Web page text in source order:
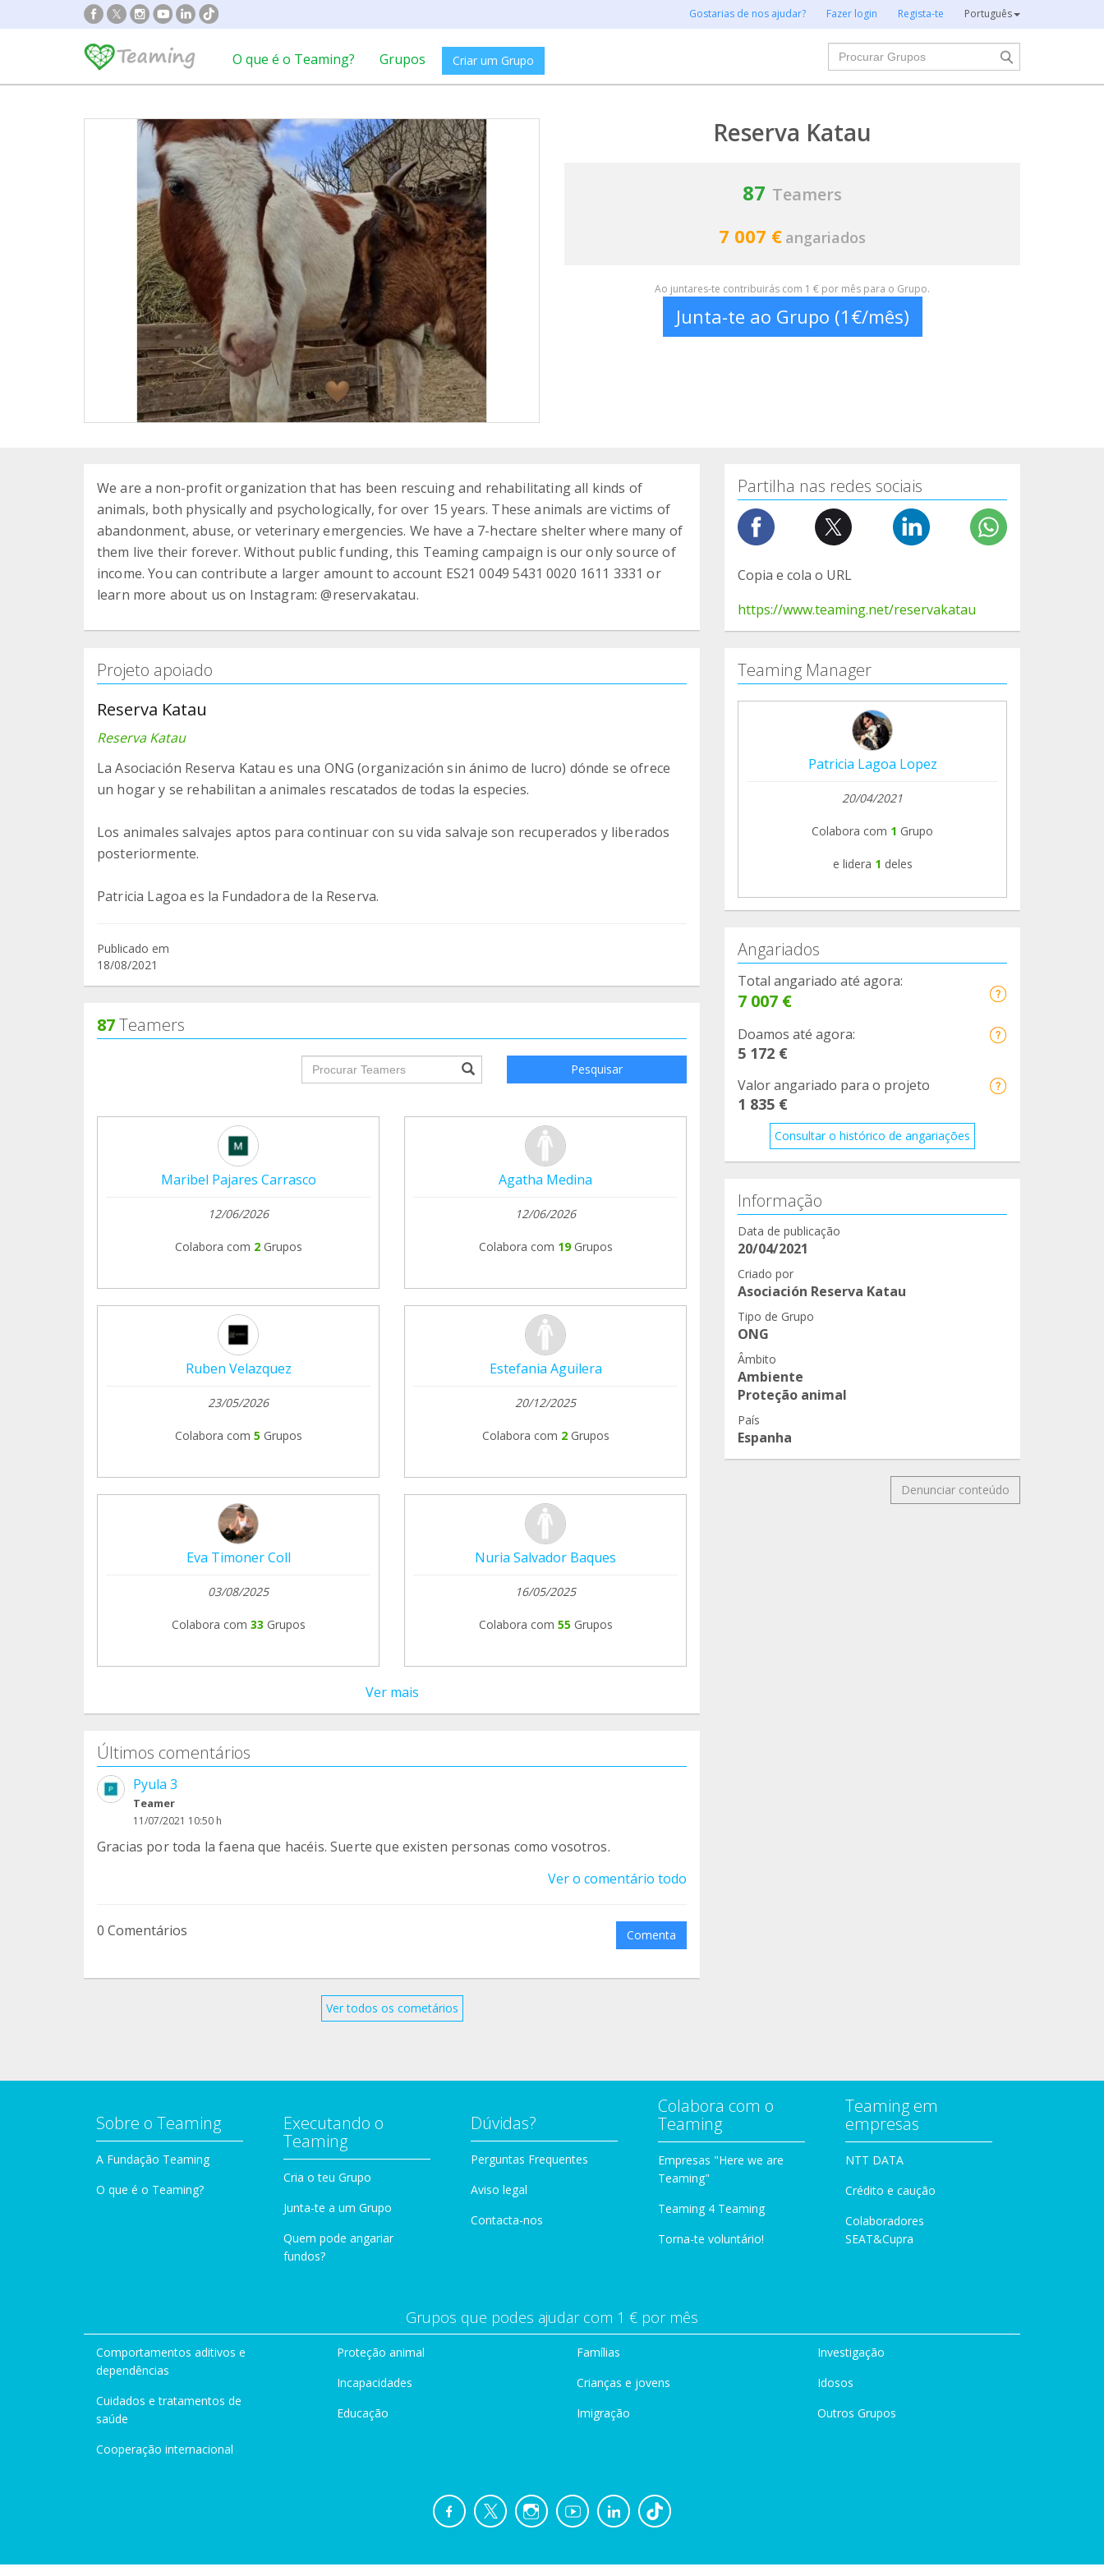
Gostarias de nos ajudar? Fazer login Regista-te Português
O que é o Teaming? Grupos Criar um Grupo
Procurar
Reserva Katau
87 Teamers
7 007 € angariados
Ao juntares-te contribuirás com 1 € por mês para o Grupo.
Junta-te ao Grupo (1€/mês)
We are a non-profit organization that has been rescuing and rehabilitating all kinds of
animals, both physically and psychologically, for over 15 years. These animals are victims of
abandonment, abuse, or veterinary emergencies. We have a 7-hectare shelter where many of
them live their forever. Without public funding, this Teaming campaign is our only source of
income. You can contribute a larger amount to account ES21 0049 5431 0020 1611 3331 or
learn more about us on Instagram: @reservakatau.
Projeto apoiado
Reserva Katau
Reserva Katau
La Asociación Reserva Katau es una ONG (organización sin ánimo de lucro) dónde se ofrece
un hogar y se rehabilitan a animales rescatados de todas la especies.
Los animales salvajes aptos para continuar con su vida salvaje son recuperados y liberados
posteriormente.
Patricia Lagoa es la Fundadora de la Reserva.
Publicado em
18/08/2021
87Teamers
groupProfile.searchForm.search.text??? Pesquisar
Maribel Pajares Carrasco
12/06/2026
Colabora com 2 Grupos
Agatha Medina
12/06/2026
Colabora com 19 Grupos
Ruben Velazquez
23/05/2026
Colabora com 5 Grupos
Estefania Aguilera
20/12/2025
Colabora com 2 Grupos
Eva Timoner Coll
03/08/2025
Colabora com 33 Grupos
Nuria Salvador Baques
16/05/2025
Colabora com 55 Grupos
Ver mais
Últimos comentários
Pyula 3
Teamer
11/07/2021 10:50 h
Gracias por toda la faena que hacéis. Suerte que existen personas como vosotros.
Ver o comentário todo
0 Comentários Comenta
Ver todos os cometários
Partilha nas redes sociais
Copia e cola o URL
https://www.teaming.net/reservakatau
Teaming Manager
Patricia Lagoa Lopez
20/04/2021
Colabora com 1 Grupo
e lidera 1 deles
Angariados
Total angariado até agora:
7 007 €
Doamos até agora:
5 172 €
Valor angariado para o projeto
1 835 €
Consultar o histórico de angariações
Informação
Data de publicação
20/04/2021
Criado por
Asociación Reserva Katau
Tipo de Grupo
ONG
Âmbito
Ambiente
Proteção animal
País
Espanha
Denunciar conteúdo
Sobre o Teaming
A Fundação Teaming
O que é o Teaming?
Executando o
Teaming
Cria o teu Grupo
Junta-te a um Grupo
Quem pode angariar
fundos?
Dúvidas?
Perguntas Frequentes
Aviso legal
Contacta-nos
Colabora com o
Teaming
Empresas "Here we are
Teaming"
Teaming 4 Teaming
Torna-te voluntário!
Teaming em
empresas
NTT DATA
Crédito e caução
Colaboradores
SEAT&Cupra
Grupos que podes ajudar com 1 € por mês
Comportamentos aditivos e
dependências
Cuidados e tratamentos de
saúde
Cooperação internacional
Proteção animal
Incapacidades
Educação
Famílias
Crianças e jovens
Imigração
Investigação
Idosos
Outros Grupos